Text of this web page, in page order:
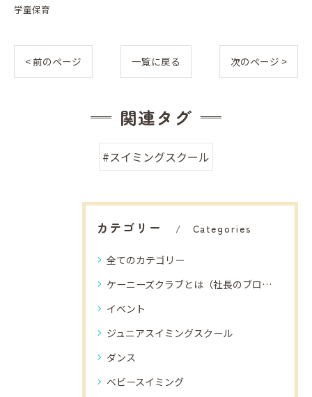
学童保育
< 前のページ 一覧に戻る 次のページ >
関連タグ
#スイミングスクール
カテゴリー Categories
全てのカテゴリー
ケーニーズクラブとは（社長のブログ）
イベント
ジュニアスイミングスクール
ダンス
ベビースイミング